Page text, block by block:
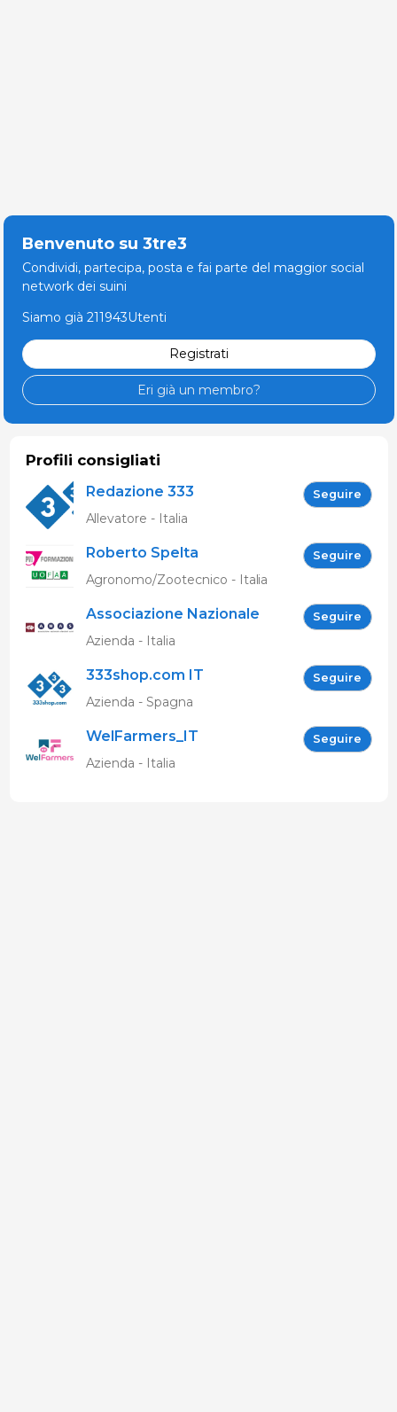
Benvenuto su 3tre3
Condividi, partecipa, posta e fai parte del maggior social
network dei suini
Siamo già 211943Utenti
Registrati
Eri già un membro?
Profili consigliati
Redazione 333 Seguire
Allevatore - Italia
Roberto Spelta Seguire
Agronomo/Zootecnico - Italia
Associazione Nazionale
Allevatori Suini (ANAS)
Seguire
Azienda - Italia
333shop.com IT Seguire
Azienda - Spagna
WelFarmers_IT Seguire
Azienda - Italia